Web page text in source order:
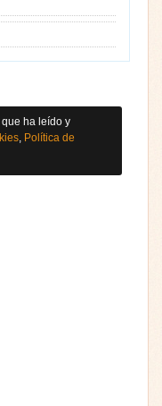
ha leído y
, Política de